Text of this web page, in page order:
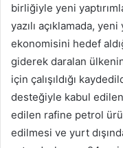
birliğiyle yeni
yazılı açıklamada,
ekonomisini hedef
giderek daralan
için çalışıldığı
desteğiyle kabul
edilen rafine petrol
edilmesi ve yurt